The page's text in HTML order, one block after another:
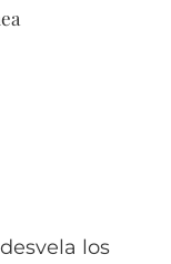
los